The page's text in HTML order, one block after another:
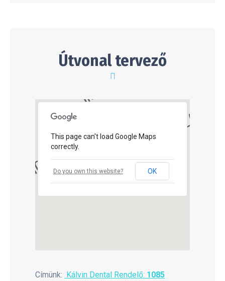
Útvonal tervező
This page can't load Google Maps
correctly.
Do you own this website? OK
Címünk: Kálvin Dental Rendelő: 1085